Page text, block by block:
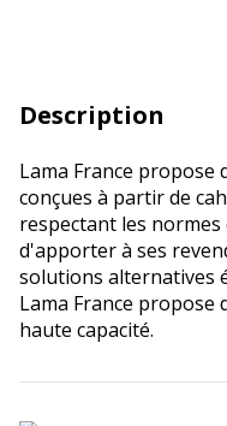
Description
Lama France propose
conçues à partir de
respectant les
d'apporter à ses
solutions alternatives
Lama France
haute capacité.